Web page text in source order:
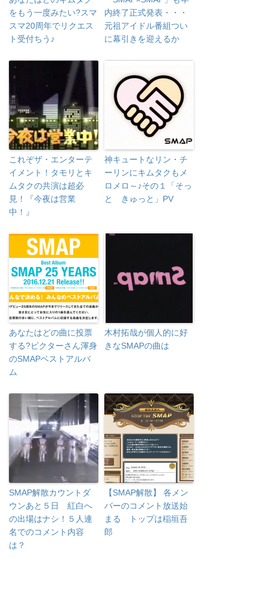
をもう一度みたい?スマ
スマ20周年でリクエス
ト受付ちう♪
内終了正式発表・・・
元祖アイドル番組つい
に幕引きを迎えるか
これぞザ・エンターテ
イメント！タモリとキ
ムタクの共演は超必
見！『今夜は営業
中！』
神キュートなリン・チ
ーリンにキムタクもメ
ロメロ～♪その１「そっ
と きゅっと」PV
あなたはどの曲に投票
する?ビクターさん渾身
のSMAPベストアルバ
ム
木村拓哉が個人的に好
きなSMAPの曲は
SMAP解散カウントダ
ウンあと５日 紅白へ
の出場はナシ！５人連
名でのコメント内容
は？
【SMAP解散】 各メン
バーのコメント放送始
まる トップは稲垣吾
郎